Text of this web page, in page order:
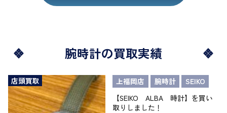
腕時計の買取実績
店頭買取 上福岡店 腕時計
SEIKO
【SEIKO ALBA 時計】を買い
取りしました！